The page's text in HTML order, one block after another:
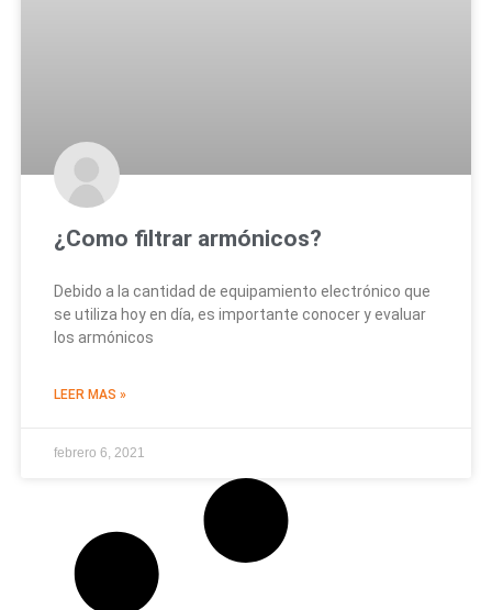
¿Como filtrar armónicos?
Debido a la cantidad de equipamiento electrónico que
se utiliza hoy en día, es importante conocer y evaluar
los armónicos
LEER MAS »
febrero 6, 2021